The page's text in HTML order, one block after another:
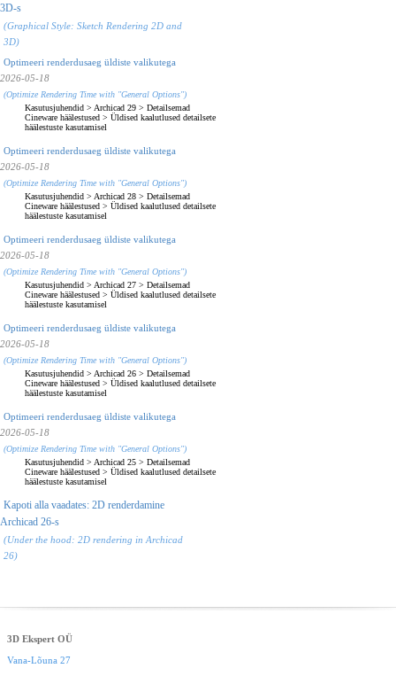
3D-s
(Graphical Style: Sketch Rendering 2D and
3D)
Optimeeri renderdusaeg üldiste valikutega
2026-05-18
(Optimize Rendering Time with "General Options")
Kasutusjuhendid > Archicad 29 > Detailsemad
Cineware häälestused > Üldised kaalutlused detailsete
häälestuste kasutamisel
Optimeeri renderdusaeg üldiste valikutega
2026-05-18
(Optimize Rendering Time with "General Options")
Kasutusjuhendid > Archicad 28 > Detailsemad
Cineware häälestused > Üldised kaalutlused detailsete
häälestuste kasutamisel
Optimeeri renderdusaeg üldiste valikutega
2026-05-18
(Optimize Rendering Time with "General Options")
Kasutusjuhendid > Archicad 27 > Detailsemad
Cineware häälestused > Üldised kaalutlused detailsete
häälestuste kasutamisel
Optimeeri renderdusaeg üldiste valikutega
2026-05-18
(Optimize Rendering Time with "General Options")
Kasutusjuhendid > Archicad 26 > Detailsemad
Cineware häälestused > Üldised kaalutlused detailsete
häälestuste kasutamisel
Optimeeri renderdusaeg üldiste valikutega
2026-05-18
(Optimize Rendering Time with "General Options")
Kasutusjuhendid > Archicad 25 > Detailsemad
Cineware häälestused > Üldised kaalutlused detailsete
häälestuste kasutamisel
Kapoti alla vaadates: 2D renderdamine
Archicad 26-s
(Under the hood: 2D rendering in Archicad
26)
3D Ekspert OÜ
Vana-Lõuna 27